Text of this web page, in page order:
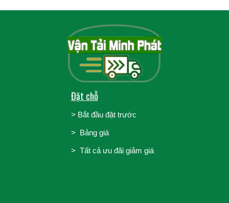
Đặt chỗ
> Bắt đầu đặt trước
> Bảng giá
> Tất cả ưu đãi giảm giá